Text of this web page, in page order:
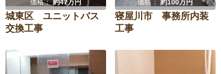
価格：約47万円
城東区 ユニットバス
交換工事
価格： 約100万円
寝屋川市 事務所内装
工事